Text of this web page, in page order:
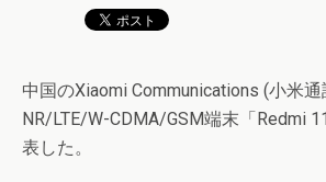
中国のXiaomi Communications (小米
NR/LTE/W-CDMA/GSM端末「Redmi
表した。